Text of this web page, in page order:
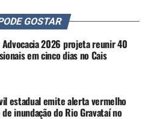
outras 150.638 pessoas
áreas atingidas pelas chuvas
verificada é a de
o endereço
irregularidade. Este é
GOSTAR
Advocacia 2026 projeta reunir 40
em cinco dias no Cais
estadual emite alerta vermelho
inundação do Rio Gravataí no